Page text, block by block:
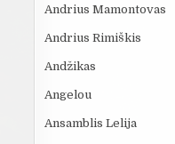
Andrius Mamontovas
Andrius Rimiškis
Andžikas
Angelou
Ansamblis Lelija